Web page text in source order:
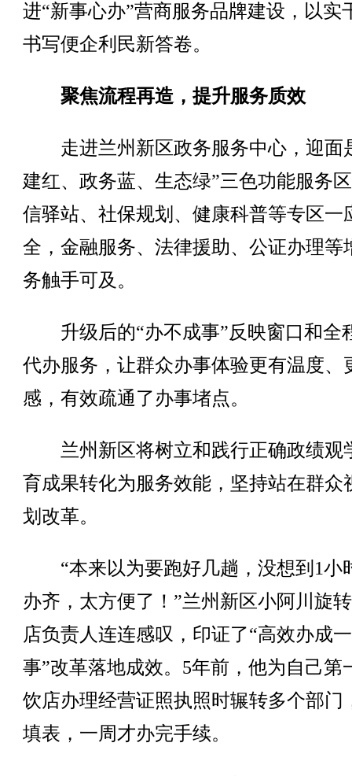
进“新事心办”营商服务品牌建设，以实
书写便企利民新答卷。
聚焦流程再造，提升服务质效
走进兰州新区政务服务中心，迎面
建红、政务蓝、生态绿”三色功能服务
信驿站、社保规划、健康科普等专区一
全，金融服务、法律援助、公证办理等
务触手可及。
升级后的“办不成事”反映窗口和全
代办服务，让群众办事体验更有温度、
感，有效疏通了办事堵点。
兰州新区将树立和践行正确政绩观
育成果转化为服务效能，坚持站在群众
划改革。
“本来以为要跑好几趟，没想到1小
办齐，太方便了！”兰州新区小阿川旋
店负责人连连感叹，印证了“高效办成
事”改革落地成效。5年前，他为自己第
饮店办理经营证照执照时辗转多个部门
填表，一周才办完手续。